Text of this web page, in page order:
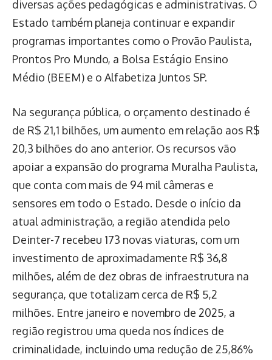
diversas ações pedagógicas e administrativas. O
Estado também planeja continuar e expandir
programas importantes como o Provão Paulista,
Prontos Pro Mundo, a Bolsa Estágio Ensino
Médio (BEEM) e o Alfabetiza Juntos SP.
Na segurança pública, o orçamento destinado é
de R$ 21,1 bilhões, um aumento em relação aos R$
20,3 bilhões do ano anterior. Os recursos vão
apoiar a expansão do programa Muralha Paulista,
que conta com mais de 94 mil câmeras e
sensores em todo o Estado. Desde o início da
atual administração, a região atendida pelo
Deinter-7 recebeu 173 novas viaturas, com um
investimento de aproximadamente R$ 36,8
milhões, além de dez obras de infraestrutura na
segurança, que totalizam cerca de R$ 5,2
milhões. Entre janeiro e novembro de 2025, a
região registrou uma queda nos índices de
criminalidade, incluindo uma redução de 25,86%